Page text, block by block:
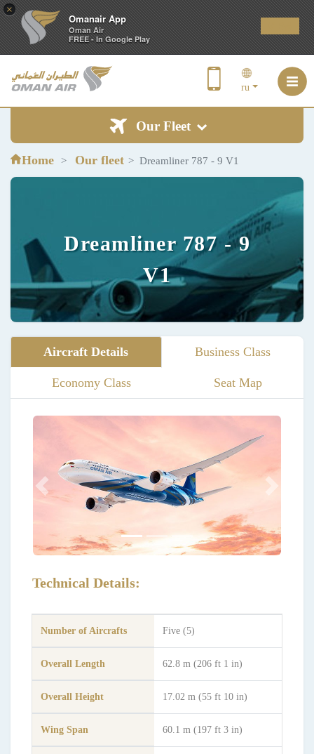
×
Omanair App
Oman Air
FREE - In Google Play
ru
Our Fleet
Home Our fleet Dreamliner 787 - 9 V1
Dreamliner 787 - 9
V1
Aircraft Details Business Class
Economy Class Seat Map
Previous
Technical Details:
Number of Aircrafts Five (5)
Overall Length 62.8 m (206 ft 1 in)
Overall Height 17.02 m (55 ft 10 in)
Wing Span 60.1 m (197 ft 3 in)